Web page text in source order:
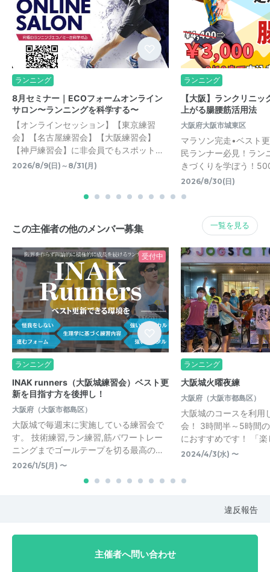
ランニング
8月セミナー｜ECOフォームオンライン
サロン〜ランニングを科学する〜
【オンラインセッション】【東京練習
会】【名古屋練習会】【大阪練習会】
【神戸練習会】に非会員でもスポット…
2026/8/9(日)～8/31(月)
ランニング
【大阪】ランクリニ
上がる腸腰筋活用法
大阪府大阪市城東区
マラソン完走•ベスト
民ランナー必見！ラン
きづくりを学ぼう！
2026/8/30(日)
この主催者の他のメンバー募集 一覧を見る
受付中
ランニング
INAK runners（大阪城練習会）ベスト更
新を目指す方を後押し！
大阪府（大阪市都島区）
大阪城で毎週末に実施している練習会で
す。 技術練習,ラン練習,筋パワートレー
ニングまでゴールテープを切る最高の…
2026/1/5(月) 〜
ランニング
大阪城火曜夜練
大阪府（大阪市都島区）
大阪城のコースを利用
会！ 3時間半～5時間
におすすめです！ 「
2024/4/3(水) 〜
違反報告
主催者へ問い合わせ